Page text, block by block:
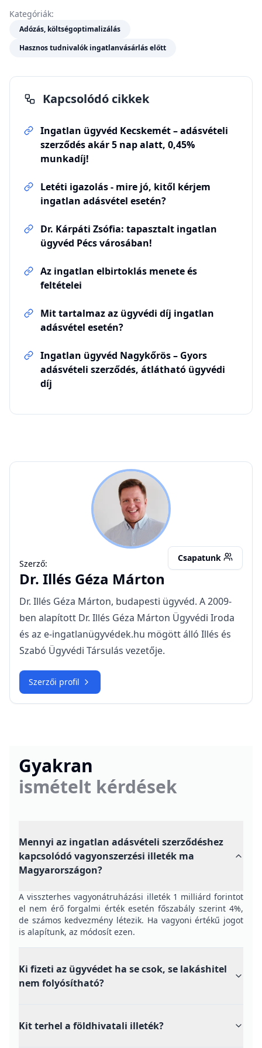
Kategóriák:
Adózás, költségoptimalizálás
Hasznos tudnivalók ingatlanvásárlás előtt
Kapcsolódó cikkek
Ingatlan ügyvéd Kecskemét – adásvételi
szerződés akár 5 nap alatt, 0,45%
munkadíj!
Letéti igazolás - mire jó, kitől kérjem
ingatlan adásvétel esetén?
Dr. Kárpáti Zsófia: tapasztalt ingatlan
ügyvéd Pécs városában!
Az ingatlan elbirtoklás menete és
feltételei
Mit tartalmaz az ügyvédi díj ingatlan
adásvétel esetén?
Ingatlan ügyvéd Nagykőrös – Gyors
adásvételi szerződés, átlátható ügyvédi
díj
IGM
Szerző:
Csapatunk
Dr. Illés Géza Márton
Dr. Illés Géza Márton, budapesti ügyvéd. A 2009-
ben alapított Dr. Illés Géza Márton Ügyvédi Iroda
és az e-ingatlanügyvédek.hu mögött álló Illés és
Szabó Ügyvédi Társulás vezetője.
Szerzői profil
Gyakran
ismételt kérdések
Mennyi az ingatlan adásvételi szerződéshez
kapcsolódó vagyonszerzési illeték ma
Magyarországon?
A visszterhes vagyonátruházási illeték 1 milliárd forintot
el nem érő forgalmi érték esetén főszabály szerint 4%,
de számos kedvezmény létezik. Ha vagyoni értékű jogot
is alapítunk, az módosít ezen.
Ki fizeti az ügyvédet ha se csok, se lakáshitel
nem folyósítható?
Kit terhel a földhivatali illeték?